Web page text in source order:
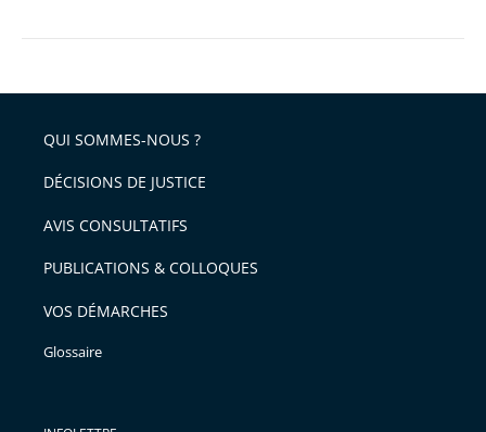
QUI SOMMES-NOUS ?
DÉCISIONS DE JUSTICE
AVIS CONSULTATIFS
PUBLICATIONS & COLLOQUES
VOS DÉMARCHES
Glossaire